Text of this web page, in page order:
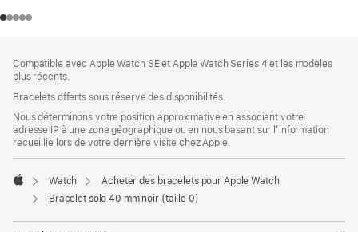
de
page
de
bas
de
page
Compatible avec Apple Watch SE et Apple Watch Series 4 et les modèles
plus récents.
Bracelets offerts sous réserve des disponibilités.
Nous déterminons votre position approximative en associant votre
adresse IP à une zone géographique ou en nous basant sur l’information
recueillie lors de votre dernière visite chez Apple.
Apple
Watch
Acheter des bracelets pour Apple Watch
Bracelet solo 40 mm noir (taille 0)